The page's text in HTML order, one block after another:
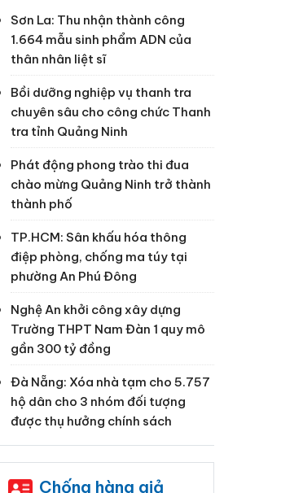
Sơn La: Thu nhận thành công
1.664 mẫu sinh phẩm ADN của
thân nhân liệt sĩ
Bồi dưỡng nghiệp vụ thanh tra
chuyên sâu cho công chức Thanh
tra tỉnh Quảng Ninh
Phát động phong trào thi đua
chào mừng Quảng Ninh trở thành
thành phố
TP.HCM: Sân khấu hóa thông
điệp phòng, chống ma túy tại
phường An Phú Đông
Nghệ An khởi công xây dựng
Trường THPT Nam Đàn 1 quy mô
gần 300 tỷ đồng
Đà Nẵng: Xóa nhà tạm cho 5.757
hộ dân cho 3 nhóm đối tượng
được thụ hưởng chính sách
Chống hàng giả